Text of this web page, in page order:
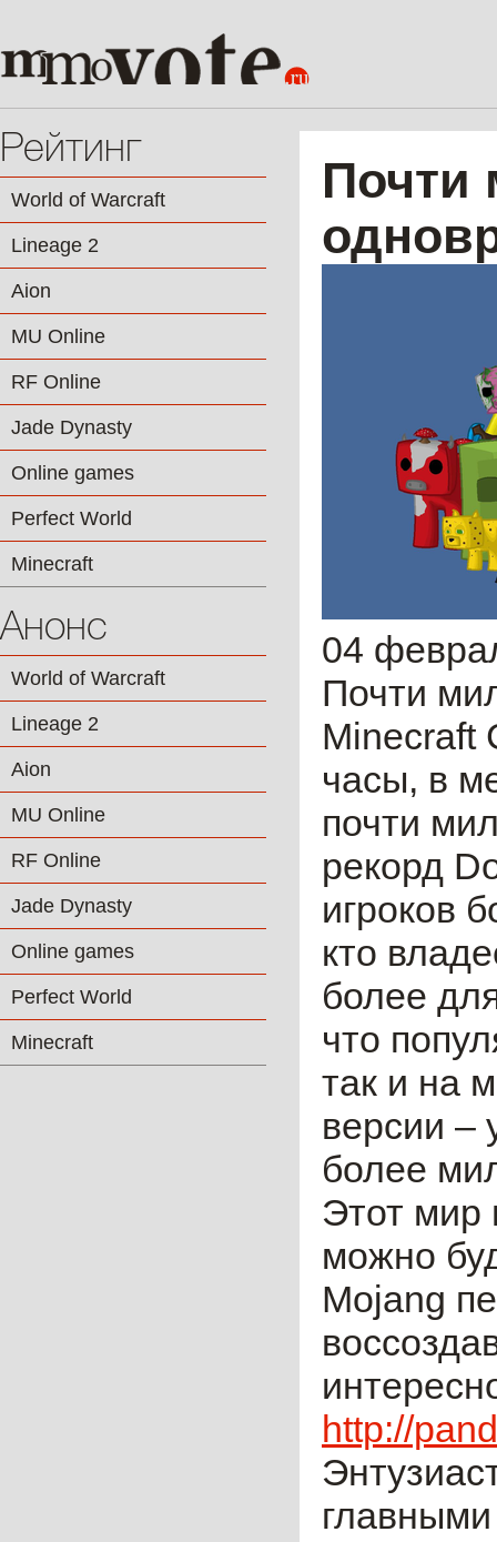
Рейтинг
World of Warcraft
Lineage 2
Aion
MU Online
RF Online
Jade Dynasty
Online games
Perfect World
Minecraft
Анонс
World of Warcraft
Lineage 2
Aion
MU Online
RF Online
Jade Dynasty
Online games
Perfect World
Minecraft
Почти
04
Почти
Minecraft
часы, в
почти
рекорд
игроков
кто
более
что
так и на
версии –
более
Этот мир
можно
Mojang
http://